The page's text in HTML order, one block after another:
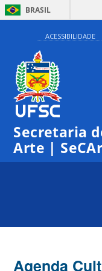
BRASIL
ACESSIBILIDADE
Secretaria
Arte |
Agenda